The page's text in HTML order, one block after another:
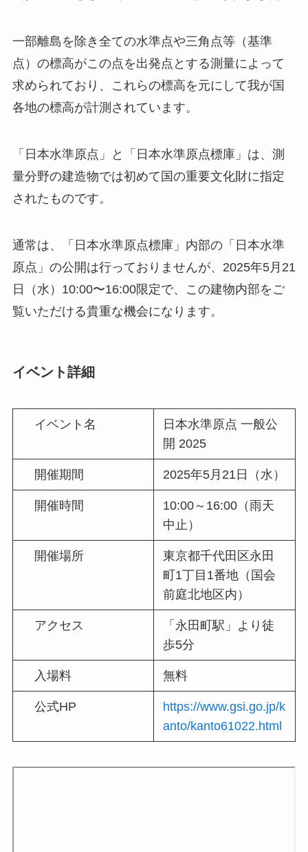
一部離島を除き全ての水準点や三角点等（基準
点）の標高がこの点を出発点とする測量によって
求められており、これらの標高を元にして我が国
各地の標高が計測されています。
「日本水準原点」と「日本水準原点標庫」は、測
量分野の建造物では初めて国の重要文化財に指定
されたものです。
通常は、「日本水準原点標庫」内部の「日本水準
原点」の公開は行っておりませんが、2025年5月21
日（水）10:00〜16:00限定で、この建物内部をご
覧いただける貴重な機会になります。
イベント詳細
イベント名
日本水準原点 一般公
開 2025
開催期間 2025年5月21日（水）
開催時間
10:00～16:00（雨天
中止）
開催場所
東京都千代田区永田
町1丁目1番地（国会
前庭北地区内）
アクセス
「永田町駅」より徒
歩5分
入場料 無料
公式HP
https://www.gsi.go.jp/k
anto/kanto61022.html